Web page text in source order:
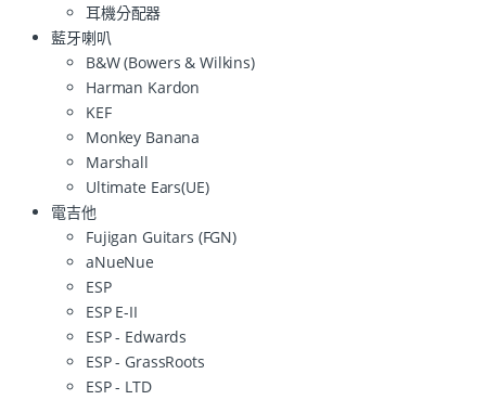
耳機分配器
藍牙喇叭
B&W (Bowers & Wilkins)
Harman Kardon
KEF
Monkey Banana
Marshall
Ultimate Ears(UE)
電吉他
Fujigan Guitars (FGN)
aNueNue
ESP
ESP E-II
ESP - Edwards
ESP - GrassRoots
ESP - LTD